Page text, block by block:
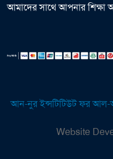
আমাদের সাথে আপনার শিক্ষা
আন-নুর ইন্সটিটিউট ফর
Website